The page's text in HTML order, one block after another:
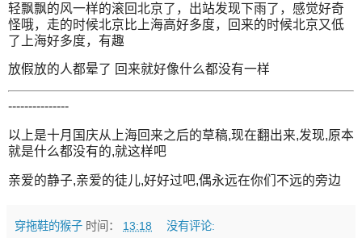
轻飘飘的风一样的滚回北京了，出站发现下雨了，感觉好奇
怪哦，走的时候北京比上海高好多度，回来的时候北京又低
了上海好多度，有趣
放假放的人都晕了 回来就好像什么都没有一样
---------------
以上是十月国庆从上海回来之后的草稿,现在翻出来,发现,原本
就是什么都没有的,就这样吧
亲爱的静子,亲爱的徒儿,好好过吧,偶永远在你们不远的旁边
穿拖鞋的猴子 时间： 13:18 没有评论: